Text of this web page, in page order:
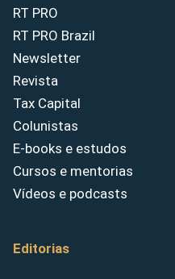
RT PRO
RT PRO Brazil
Newsletter
Revista
Tax Capital
Colunistas
E-books e estudos
Cursos e mentorias
Vídeos e podcasts
Editorias